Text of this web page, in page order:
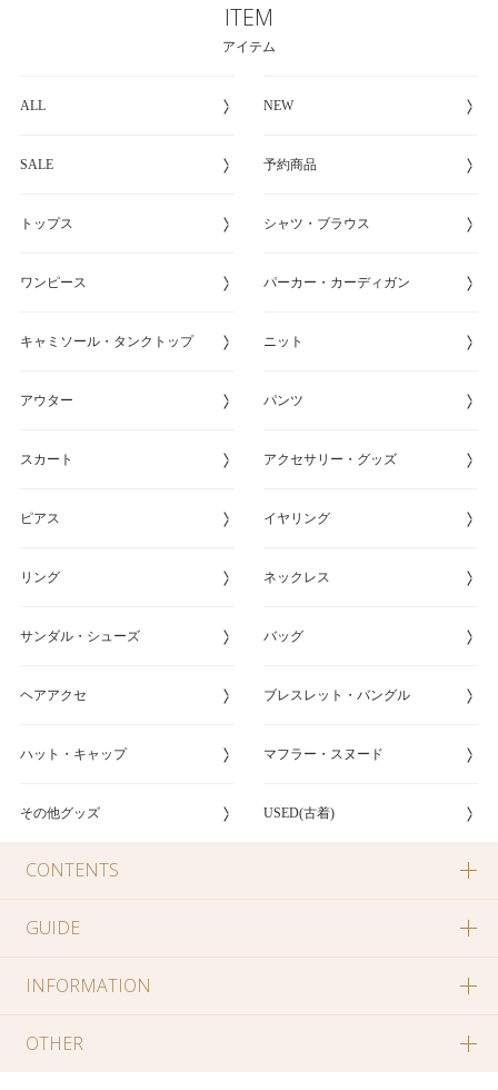
ITEM
アイテム
ALL NEW
SALE 予約商品
トップス シャツ・ブラウス
ワンピース パーカー・カーディガン
キャミソール・タンクトップ ニット
アウター パンツ
スカート アクセサリー・グッズ
ピアス イヤリング
リング ネックレス
サンダル・シューズ バッグ
ヘアアクセ ブレスレット・バングル
ハット・キャップ マフラー・スヌード
その他グッズ USED(古着)
CONTENTS
GUIDE
INFORMATION
OTHER